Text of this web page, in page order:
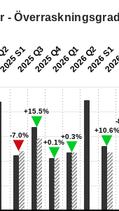
- Överraskningsgrad